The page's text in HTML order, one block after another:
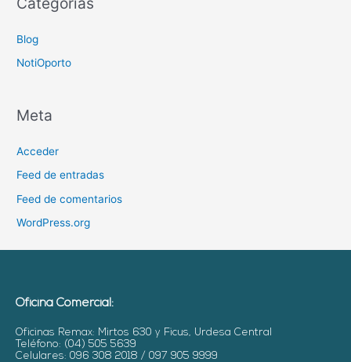
Blog
NotiOporto
Meta
Acceder
Feed de entradas
Feed de comentarios
WordPress.org
Oficina Comercial:
Oficinas Remax: Mirtos 630 y Ficus, Urdesa Central
Teléfono: (04) 505 5639
Celulares: 096 308 2018 / 097 905 9999